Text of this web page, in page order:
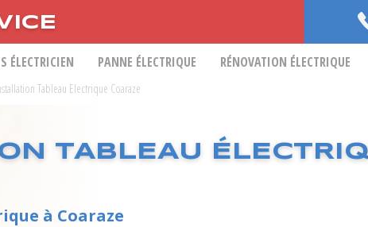
ÉLECTRICIEN PANNE ÉLECTRIQUE RÉNOVATION ÉLECTRIQUE
Tableau Electrique Coaraze
TABLEAU
à Coaraze